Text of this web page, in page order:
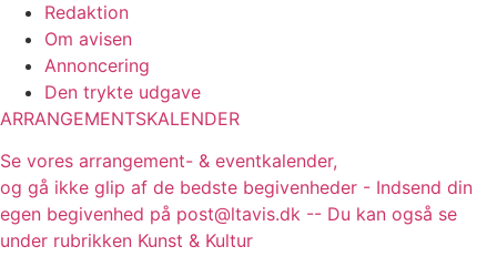
Redaktion
Om avisen
Annoncering
Den trykte udgave
ARRANGEMENTSKALENDER
Se vores arrangement- & eventkalender,
og gå ikke glip af de bedste begivenheder - Indsend din
egen begivenhed på post@ltavis.dk -- Du kan også se
under rubrikken Kunst & Kultur